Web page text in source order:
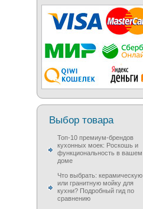
Выбор товара
Топ-10 премиум-брендов
кухонных моек: Роскошь и
функциональность в вашем
доме
Что выбрать: керамическую
или гранитную мойку для
кухни? Подробный гид по
сравнению